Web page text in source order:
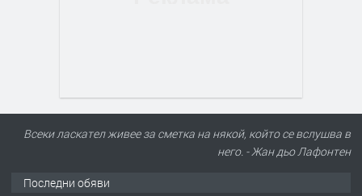
Всеки ласкател живее за сметка на някой, който се вслушва в
него. - Жан дьо Лафонтен
Последни обяви